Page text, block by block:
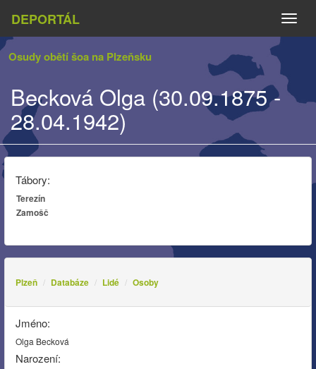
DEPORTÁL
Osudy obětí šoa na Plzeňsku
Becková Olga (30.09.1875 -
28.04.1942)
Tábory:
Terezín
Zamošč
Plzeň Databáze Lidé Osoby
Jméno:
Olga Becková
Narození: